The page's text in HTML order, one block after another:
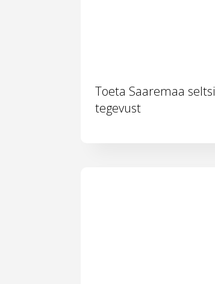
Toeta Saaremaa seltsi
tegevust